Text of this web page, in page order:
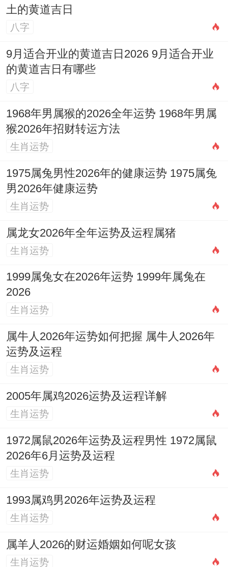
等。此日「勾陈」黑道。
12月14日（农历冬月初六，星期一）：宜祭
祀、祈福、求嗣、开光、拆卸、修造、动
土、上梁等...此日「天刑」黑道.
12月27日（农历冬月十九，星期日）:宜入
宅、移徙、出行、进人口、修造、动土、起
基、上梁等。此日「朱雀」黑道！
重点避忌日（此日明确忌动土 或凶煞力量较
强，强烈建议避开）:
「天德」黄道，但「忌」项明确里面有「动
土」、「破土」！
12月10日（农历十一月初二，星期四）：此
日「司命」黄道，但仅宜「破屋、坏垣、祭
12月13日（农历十一月初五、星期日）:此
日「明堂」黄道，但「忌」项明确包含「动
12月18日（农历冬月初十；星期五）：此日
「忌」项里面有「动土」、「破土」。
土的黄道吉日
八字
9月适合开业的黄道吉日2026 9月适合开业
的黄道吉日有哪些
八字
1968年男属猴的2026全年运势 1968年男属
猴2026年招财转运方法
生肖运势
1975属兔男性2026年的健康运势 1975属兔
男2026年健康运势
生肖运势
属龙女2026年全年运势及运程属猪
生肖运势
1999属兔女在2026年运势 1999年属兔在
2026
生肖运势
属牛人2026年运势如何把握 属牛人2026年
运势及运程
生肖运势
2005年属鸡2026运势及运程详解
生肖运势
1972属鼠2026年运势及运程男性 1972属鼠
2026年6月运势及运程
生肖运势
1993属鸡男2026年运势及运程
生肖运势
属羊人2026的财运婚姻如何呢女孩
生肖运势